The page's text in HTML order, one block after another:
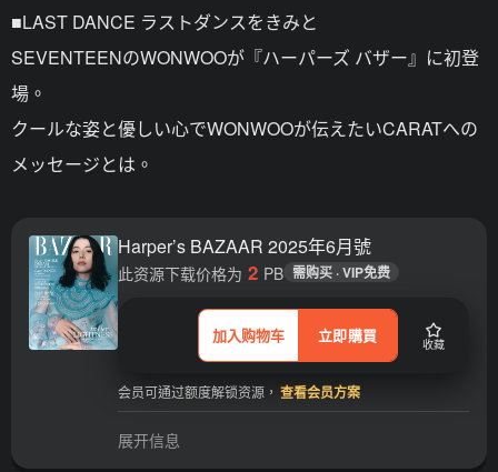
■LAST DANCE ラストダンスをきみと
SEVENTEENのWONWOOが『ハーパーズ バザー』に初登
場。
クールな姿と優しい心でWONWOOが伝えたいCARATへの
メッセージとは。
Harper’s BAZAAR 2025年6月號
加入购物车 立即購買 收藏
此资源下载价格为 2 PB 需购买 · VIP免费
会员可通过额度解锁资源， 查看会员方案
展开信息